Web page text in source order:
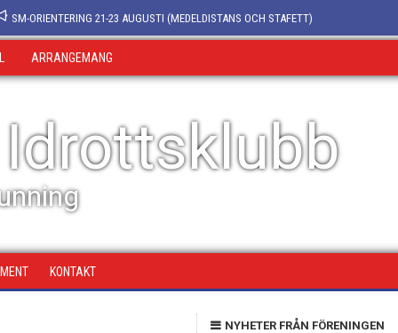
SM-ORIENTERING 21-23 AUGUSTI (MEDELDISTANS OCH STAFETT)
ARRANGEMANG
KONTAKT
NYHETER FRÅN FÖRENINGEN